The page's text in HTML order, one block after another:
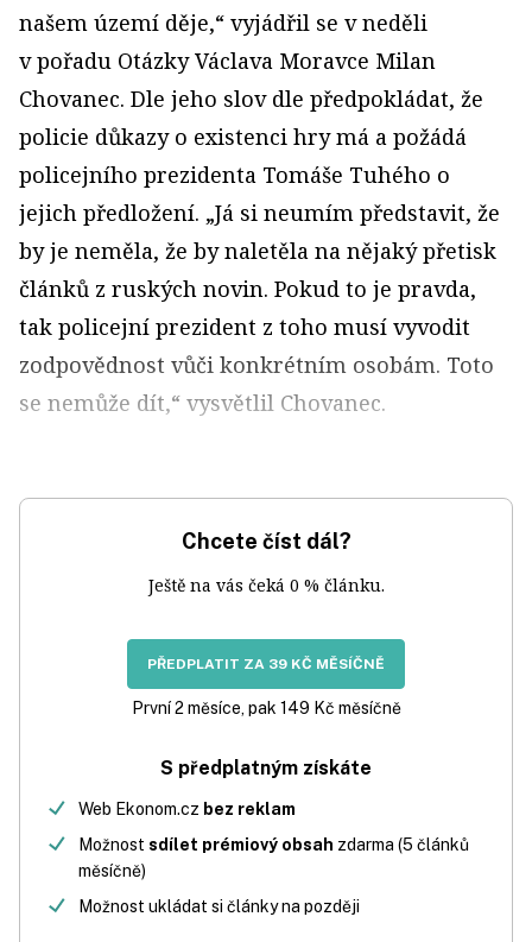
našem území děje,“ vyjádřil se v neděli
v pořadu Otázky Václava Moravce Milan
Chovanec. Dle jeho slov dle předpokládat, že
policie důkazy o existenci hry má a požádá
policejního prezidenta Tomáše Tuhého o
jejich předložení. „Já si neumím představit, že
by je neměla, že by naletěla na nějaký přetisk
článků z ruských novin. Pokud to je pravda,
tak policejní prezident z toho musí vyvodit
zodpovědnost vůči konkrétním osobám. Toto
se nemůže dít,“ vysvětlil Chovanec.
Chcete číst dál?
Ještě na vás čeká 0 % článku.
PŘEDPLATIT ZA 39 KČ MĚSÍČNĚ
První 2 měsíce, pak 149 Kč měsíčně
S předplatným získáte
Web Ekonom.cz bez reklam
Možnost sdílet prémiový obsah zdarma (5 článků
měsíčně)
Možnost ukládat si články na později